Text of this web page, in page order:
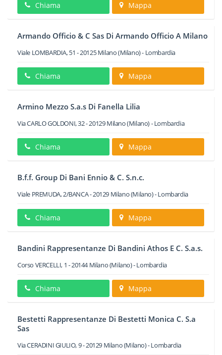
Chiama Mappa
Armando Officio & C Sas Di Armando Officio A Milano
Viale LOMBARDIA, 51 -20125 Milano(Milano) - Lombardia
Chiama Mappa
Armino Mezzo S.a.s Di Fanella Lilia
Via CARLO GOLDONI, 32-20129Milano(Milano) -Lombardia
Chiama Mappa
B.f.f. Group Di Bani Ennio & C. S.n.c.
Viale PREMUDA, 2/BANCA-20129 Milano(Milano) -Lombardia
Chiama Mappa
Bandini Rappresentanze Di Bandini Athos E C. S.a.s.
Corso VERCELLI, 1 -20144 Milano(Milano) -Lombardia
Chiama Mappa
Bestetti Rappresentanze Di Bestetti Monica C. S.a
Sas
Via CERADINI GIULIO, 9-20129 Milano(Milano) -Lombardia